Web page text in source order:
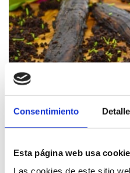
Consentimiento
Esta página web usa
Las cookies de este sitio